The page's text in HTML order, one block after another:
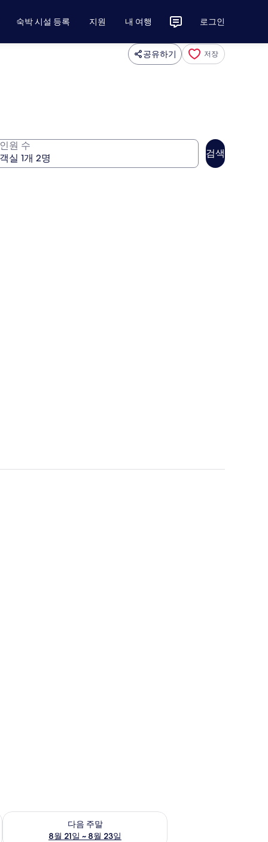
숙박 시설 등록 지원 내 여행 로그인
공유하기 저장
인원 수
검색
8월 16일
다음 주말
8월 21일 ~ 8월 23일
다음 주말 예약 가능 여부 확인, 8월 21일 ~ 8월 23일